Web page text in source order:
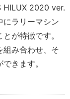
HILUX 2020 ver.
にラリーマシン
が特徴です。
組み合わせ、そ
きます。